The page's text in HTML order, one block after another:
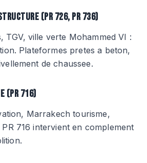
(PR 726, PR 736)
TGV, ville verte Mohammed VI :
Plateformes pretes a beton,
de chaussee.
(PR 716)
Marrakech tourisme,
716 intervient en complement